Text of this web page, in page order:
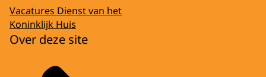
Vacatures Dienst van het
Koninklijk Huis
Over deze site